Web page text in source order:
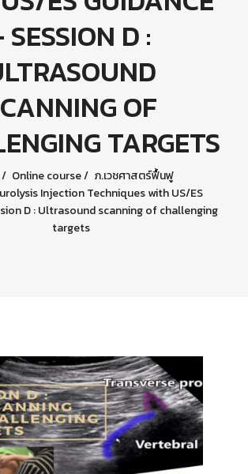
D :
OF
TARGETS
Online course
ภ.เวชศาสตร์ฟื้นฟู
Injection Techniques with US/ES
D : Ultrasound scanning of challenging
targets